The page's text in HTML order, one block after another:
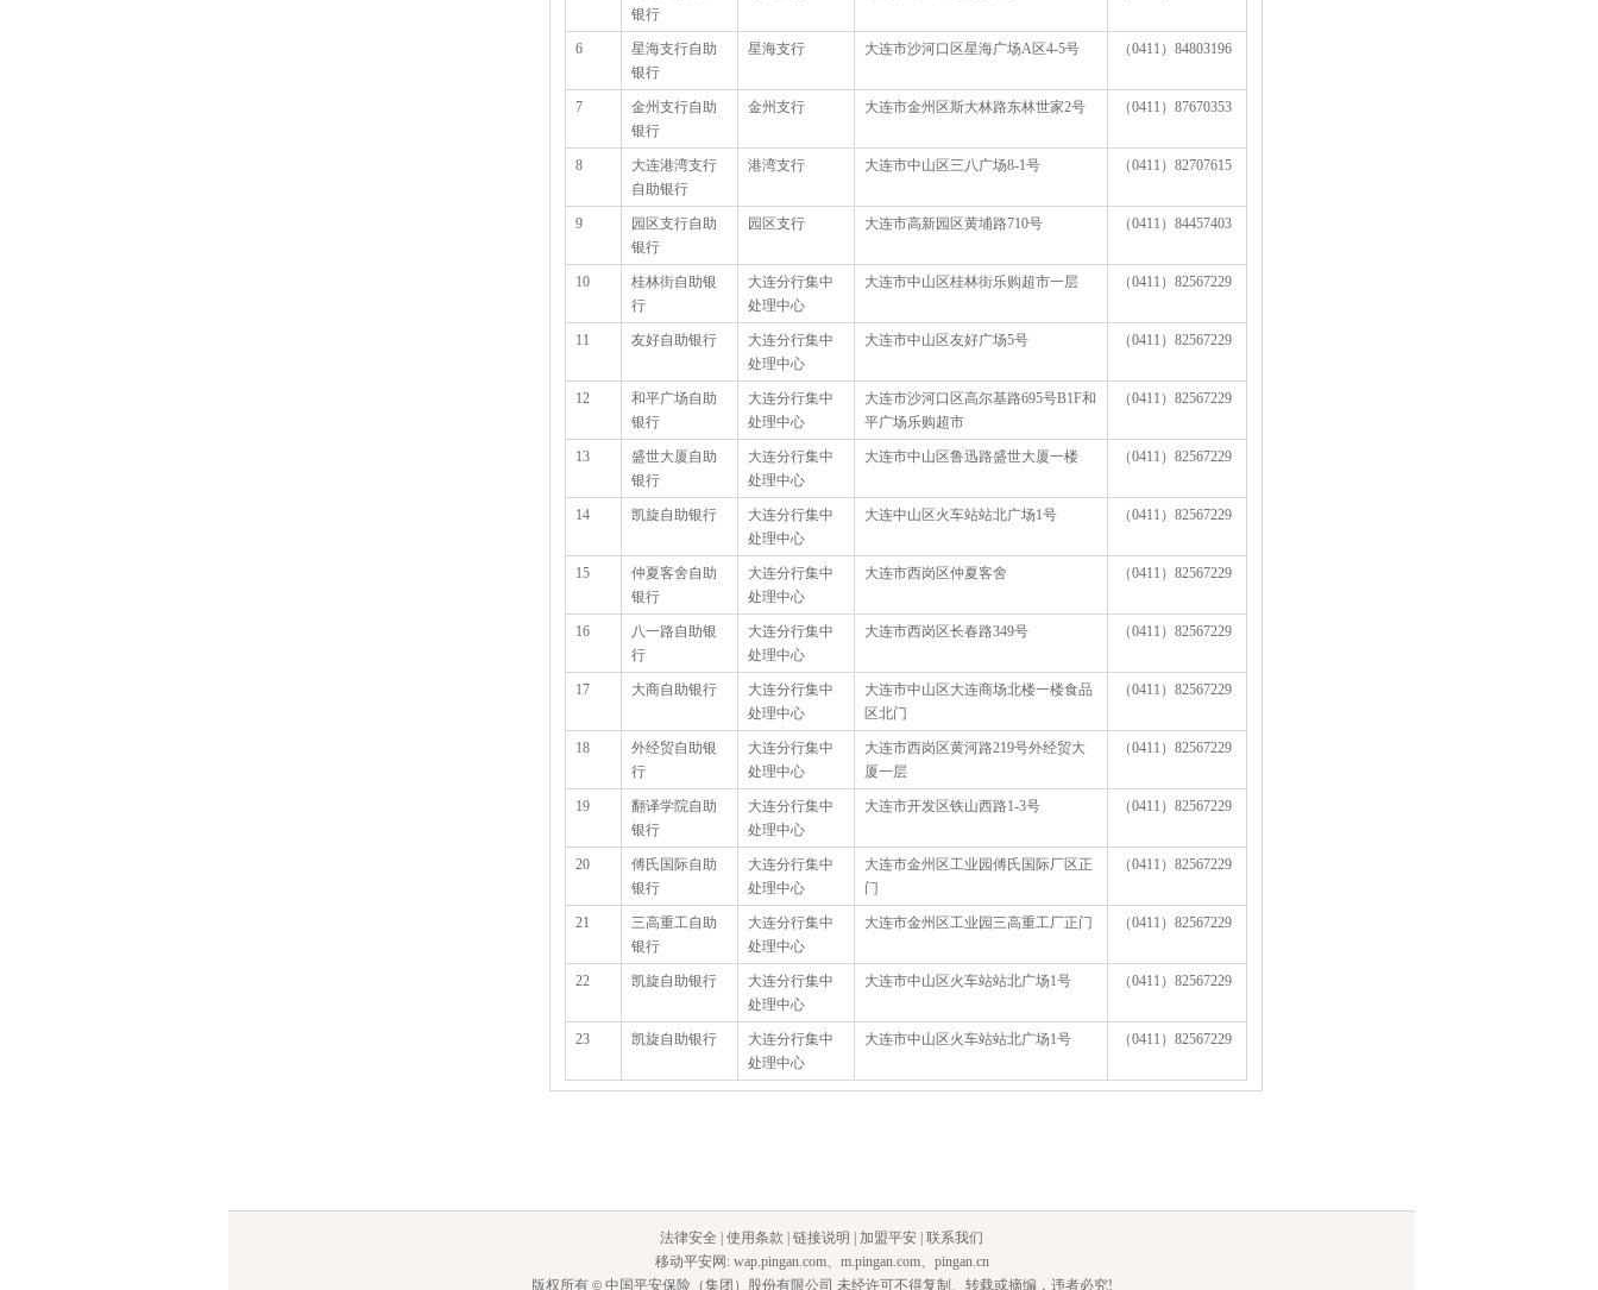
银行
6
星海支行自助
银行
星海支行 大连市沙河口区星海广场A区4-5号 （0411）84803196
7
金州支行自助
银行
金州支行 大连市金州区斯大林路东林世家2号 （0411）87670353
8
大连港湾支行
自助银行
港湾支行 大连市中山区三八广场8-1号 （0411）82707615
9
园区支行自助
银行
园区支行 大连市高新园区黄埔路710号 （0411）84457403
10
桂林街自助银
行
大连分行集中
处理中心
大连市中山区桂林街乐购超市一层 （0411）82567229
11 友好自助银行
大连分行集中
处理中心
大连市中山区友好广场5号 （0411）82567229
12
和平广场自助
银行
大连分行集中
处理中心
大连市沙河口区高尔基路695号B1F和
平广场乐购超市
（0411）82567229
13
盛世大厦自助
银行
大连分行集中
处理中心
大连市中山区鲁迅路盛世大厦一楼 （0411）82567229
14 凯旋自助银行
大连分行集中
处理中心
大连中山区火车站站北广场1号 （0411）82567229
15
仲夏客舍自助
银行
大连分行集中
处理中心
大连市西岗区仲夏客舍 （0411）82567229
16
八一路自助银
行
大连分行集中
处理中心
大连市西岗区长春路349号 （0411）82567229
17 大商自助银行
大连分行集中
处理中心
大连市中山区大连商场北楼一楼食品
区北门
（0411）82567229
18
外经贸自助银
行
大连分行集中
处理中心
大连市西岗区黄河路219号外经贸大
厦一层
（0411）82567229
19
翻译学院自助
银行
大连分行集中
处理中心
大连市开发区铁山西路1-3号 （0411）82567229
20
傅氏国际自助
银行
大连分行集中
处理中心
大连市金州区工业园傅氏国际厂区正
门
（0411）82567229
21
三高重工自助
银行
大连分行集中
处理中心
大连市金州区工业园三高重工厂正门 （0411）82567229
22 凯旋自助银行
大连分行集中
处理中心
大连市中山区火车站站北广场1号 （0411）82567229
23 凯旋自助银行
大连分行集中
处理中心
大连市中山区火车站站北广场1号 （0411）82567229
法律安全 使用条款 链接说明 加盟平安 联系我们
移动平安网 : wap.pingan.com、 m.pingan.com、 pingan.cn
版权所有 ©中国平安保险（集团）股份有限公司 未经许可不得复制、转载或摘编，违者必究!